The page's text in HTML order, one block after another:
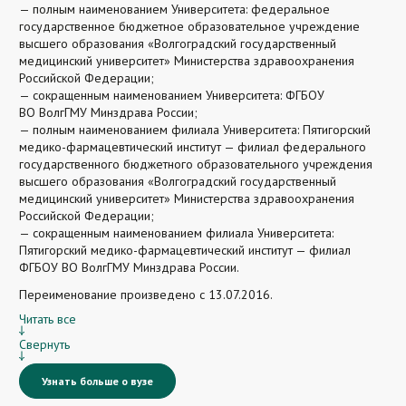
— полным наименованием Университета: федеральное
государственное бюджетное образовательное учреждение
высшего образования «Волгоградский государственный
медицинский университет» Министерства здравоохранения
Российской Федерации;
— сокращенным наименованием Университета: ФГБОУ
ВО ВолгГМУ Минздрава России;
— полным наименованием филиала Университета: Пятигорский
медико-фармацевтический институт — филиал федерального
государственного бюджетного образовательного учреждения
высшего образования «Волгоградский государственный
медицинский университет» Министерства здравоохранения
Российской Федерации;
— сокращенным наименованием филиала Университета:
Пятигорский медико-фармацевтический институт — филиал
ФГБОУ ВО ВолгГМУ Минздрава России.
Переименование произведено с 13.07.2016.
Читать все
Свернуть
Узнать больше о вузе